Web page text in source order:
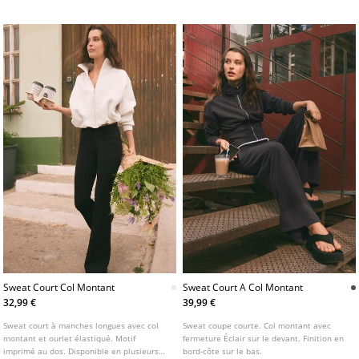
élastiqué avec ceinture ton sur ton.
Sweat Court Col Montant
32,99 €
Sweat court à manches longues avec col
montant et ourlet élastiqué. Motif
imprimé au dos. Disponible en plusieurs
Sweat Court A Col Montant
39,99 €
Sweat coupe courte. Col montant avec
fermeture Éclair sur le devant. Finition en
bord-côte sur le bas.